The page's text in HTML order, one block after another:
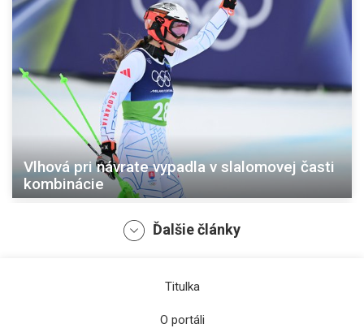
Vlhová pri návrate vypadla v slalomovej časti
kombinácie
Ďalšie články
Titulka
O portáli